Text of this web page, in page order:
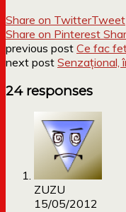
Share on TwitterTweet
Share on Pinterest
previous post Ce fac
next post Senzațional,
24 responses
ZUZU
15/05/2012